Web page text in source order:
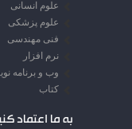
علوم انسانی
علوم پزشکی
فنی مهندسی
نرم افزار
وب و برنامه
کتاب
به ما اعتماد